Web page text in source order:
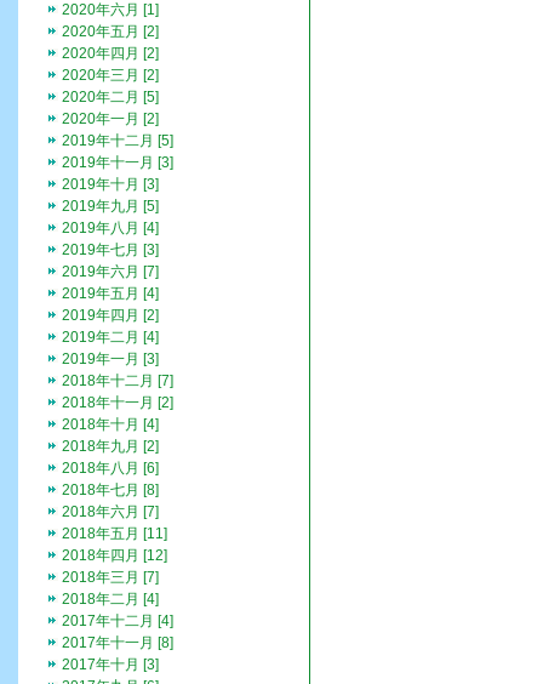
2020年六月 [1]
2020年五月 [2]
2020年四月 [2]
2020年三月 [2]
2020年二月 [5]
2020年一月 [2]
2019年十二月 [5]
2019年十一月 [3]
2019年十月 [3]
2019年九月 [5]
2019年八月 [4]
2019年七月 [3]
2019年六月 [7]
2019年五月 [4]
2019年四月 [2]
2019年二月 [4]
2019年一月 [3]
2018年十二月 [7]
2018年十一月 [2]
2018年十月 [4]
2018年九月 [2]
2018年八月 [6]
2018年七月 [8]
2018年六月 [7]
2018年五月 [11]
2018年四月 [12]
2018年三月 [7]
2018年二月 [4]
2017年十二月 [4]
2017年十一月 [8]
2017年十月 [3]